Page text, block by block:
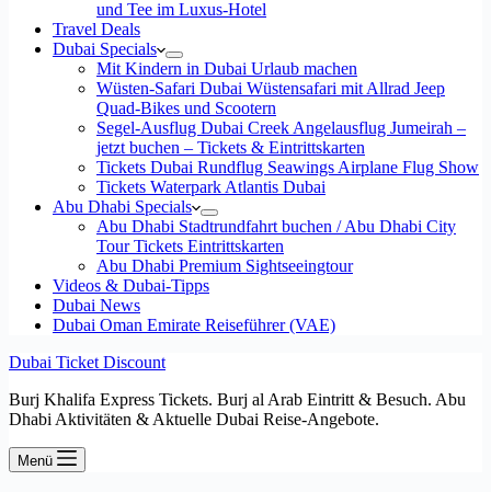
und Tee im Luxus-Hotel
Travel Deals
Dubai Specials
Mit Kindern in Dubai Urlaub machen
Wüsten-Safari Dubai Wüstensafari mit Allrad Jeep
Quad-Bikes und Scootern
Segel-Ausflug Dubai Creek Angelausflug Jumeirah –
jetzt buchen – Tickets & Eintrittskarten
Tickets Dubai Rundflug Seawings Airplane Flug Show
Tickets Waterpark Atlantis Dubai
Abu Dhabi Specials
Abu Dhabi Stadtrundfahrt buchen / Abu Dhabi City
Tour Tickets Eintrittskarten
Abu Dhabi Premium Sightseeingtour
Videos & Dubai-Tipps
Dubai News
Dubai Oman Emirate Reiseführer (VAE)
Dubai Ticket Discount
Burj Khalifa Express Tickets. Burj al Arab Eintritt & Besuch. Abu
Dhabi Aktivitäten & Aktuelle Dubai Reise-Angebote.
Menü